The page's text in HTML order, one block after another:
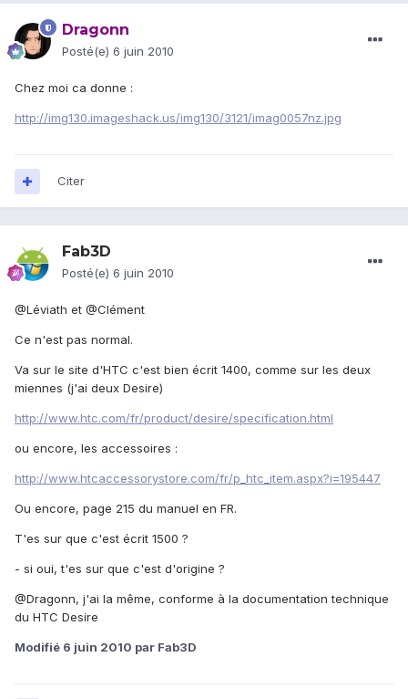
Dragonn
Posté(e) 6 juin 2010
Chez moi ca donne :
http://img130.imageshack.us/img130/3121/imag0057nz.jpg
Citer
Fab3D
Posté(e) 6 juin 2010
@Léviath et @Clément
Ce n'est pas normal.
Va sur le site d'HTC c'est bien écrit 1400, comme sur les deux
miennes (j'ai deux Desire)
http://www.htc.com/fr/product/desire/specification.html
ou encore, les accessoires :
http://www.htcaccessorystore.com/fr/p_htc_item.aspx?i=195447
Ou encore, page 215 du manuel en FR.
T'es sur que c'est écrit 1500 ?
- si oui, t'es sur que c'est d'origine ?
@Dragonn, j'ai la même, conforme à la documentation technique
du HTC Desire
Modifié 6 juin 2010 par Fab3D